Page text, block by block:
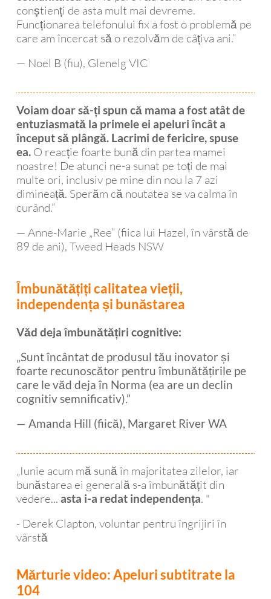
conștienți de asta mult mai devreme.
Funcționarea telefonului fix a fost o problemă pe
care am încercat să o rezolvăm de câțiva ani.”
— Noel B (fiu), Glenelg VIC
Voiam doar să-ți spun că mama a fost atât de
entuziasmată la primele ei apeluri încât a
început să plângă. Lacrimi de fericire, spuse
ea. O reacție foarte bună din partea mamei
noastre! De atunci ne-a sunat pe toți de mai
multe ori, inclusiv pe mine din nou la 7 azi
dimineață. Sperăm că noutatea se va calma în
curând.”
— Anne-Marie „Ree” (fiica lui Hazel, în vârstă de
89 de ani), Tweed Heads NSW
Îmbunătățiți calitatea vieții,
independența și bunăstarea
Văd deja îmbunătățiri cognitive:
„Sunt încântat de produsul tău inovator și
foarte recunoscător pentru îmbunătățirile pe
care le văd deja în Norma (ea are un declin
cognitiv semnificativ).”
— Amanda Hill (fiică), Margaret River WA
„Iunie acum mă sună în majoritatea zilelor, iar
bunăstarea ei generală s-a îmbunătățit din
vedere... asta i-a redat independența. "
- Derek Clapton, voluntar pentru îngrijiri în
vârstă
Mărturie video: Apeluri subtitrate la
104